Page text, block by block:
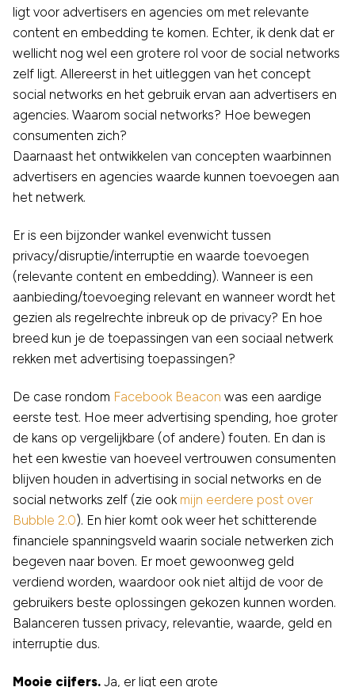
ligt voor advertisers en agencies om met relevante
content en embedding te komen. Echter, ik denk dat er
wellicht nog wel een grotere rol voor de social networks
zelf ligt. Allereerst in het uitleggen van het concept
social networks en het gebruik ervan aan advertisers en
agencies. Waarom social networks? Hoe bewegen
consumenten zich?
Daarnaast het ontwikkelen van concepten waarbinnen
advertisers en agencies waarde kunnen toevoegen aan
het netwerk.
Er is een bijzonder wankel evenwicht tussen
privacy/disruptie/interruptie en waarde toevoegen
(relevante content en embedding). Wanneer is een
aanbieding/toevoeging relevant en wanneer wordt het
gezien als regelrechte inbreuk op de privacy? En hoe
breed kun je de toepassingen van een sociaal netwerk
rekken met advertising toepassingen?
De case rondom Facebook Beacon was een aardige
eerste test. Hoe meer advertising spending, hoe groter
de kans op vergelijkbare (of andere) fouten. En dan is
het een kwestie van hoeveel vertrouwen consumenten
blijven houden in advertising in social networks en de
social networks zelf (zie ook mijn eerdere post over
Bubble 2.0). En hier komt ook weer het schitterende
financiele spanningsveld waarin sociale netwerken zich
begeven naar boven. Er moet gewoonweg geld
verdiend worden, waardoor ook niet altijd de voor de
gebruikers beste oplossingen gekozen kunnen worden.
Balanceren tussen privacy, relevantie, waarde, geld en
interruptie dus.
Mooie cijfers. Ja, er ligt een grote